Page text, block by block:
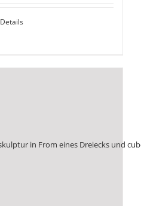
Details